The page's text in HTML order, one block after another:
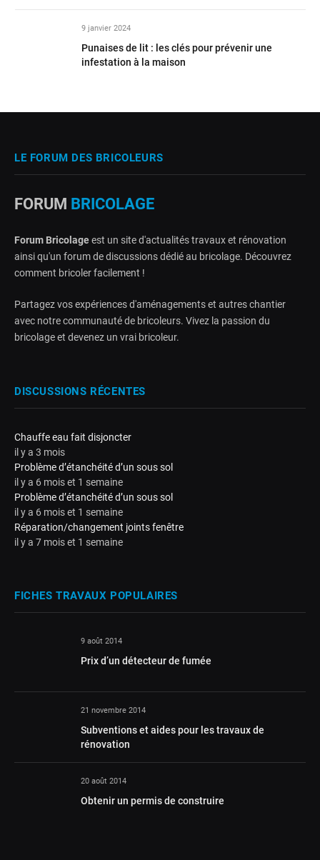
9 janvier 2024
Punaises de lit : les clés pour prévenir une
infestation à la maison
LE FORUM DES BRICOLEURS
FORUM BRICOLAGE
Forum Bricolageest un site d'actualités travaux et rénovation
ainsi qu'un forum de discussions dédié au bricolage. Découvrez
comment bricoler facilement !
Partagez vos expériences d'aménagements et autres chantier
avec notre communauté de bricoleurs. Vivez la passion du
bricolage et devenez un vrai bricoleur.
DISCUSSIONS RÉCENTES
Chauffe eau fait disjoncter
il y a 3 mois
Problème d’étanchéité d’un sous sol
il y a 6 mois et 1 semaine
Problème d’étanchéité d’un sous sol
il y a 6 mois et 1 semaine
Réparation/changement joints fenêtre
il y a 7 mois et 1 semaine
FICHES TRAVAUX POPULAIRES
9 août 2014
Prix d’un détecteur de fumée
21 novembre 2014
Subventions et aides pour les travaux de
rénovation
20 août 2014
Obtenir un permis de construire